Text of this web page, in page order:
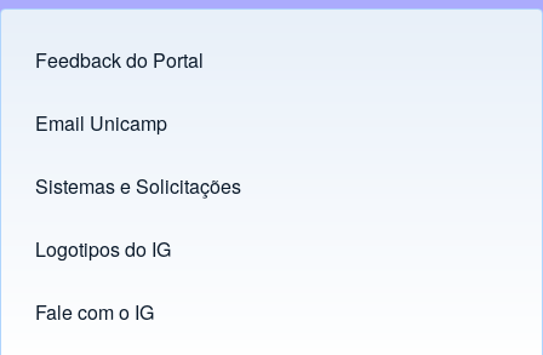
Footer menu
Feedback do Portal
Links
Email Unicamp
(opens in new tab)
Sistemas e Solicitações
(opens in new tab)
Logotipos do IG
(opens in new tab)
Fale com o IG